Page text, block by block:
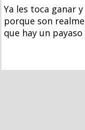
Ya les toca ganar
porque son
que hay un